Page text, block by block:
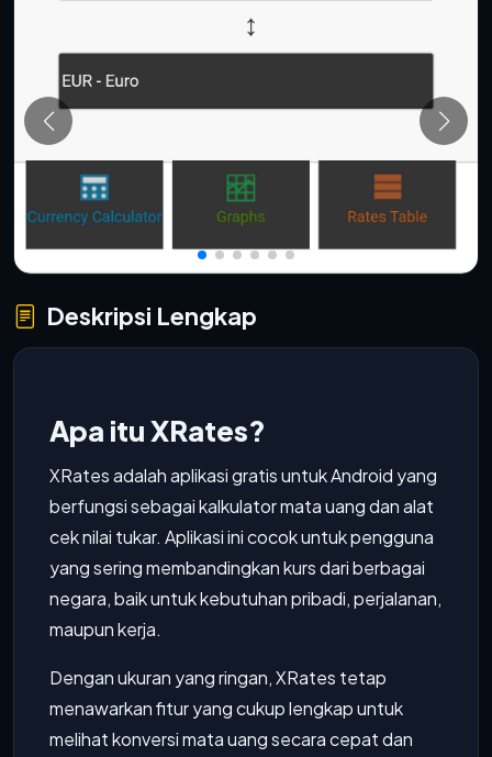
Deskripsi Lengkap
Apa itu XRates?
XRates adalah aplikasi gratis untuk Android yang
berfungsi sebagai kalkulator mata uang dan alat
cek nilai tukar. Aplikasi ini cocok untuk pengguna
yang sering membandingkan kurs dari berbagai
negara, baik untuk kebutuhan pribadi, perjalanan,
maupun kerja.
Dengan ukuran yang ringan, XRates tetap
menawarkan fitur yang cukup lengkap untuk
melihat konversi mata uang secara cepat dan